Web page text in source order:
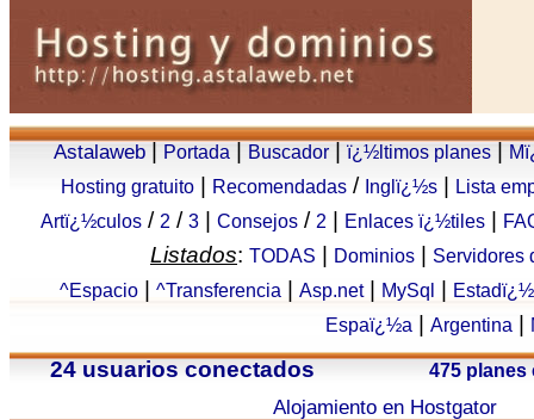
Astalaweb| Portada Buscador| ï¿½ltimos planes|
Hosting gratuito
Recomendadas / Inglï¿½s
Lista
Artï¿½culos/ 2 / 3| Consejos/ 2 Enlaces ï¿½tiles|
Listados: TODAS Dominios
Servidores
^Espacio| ^Transferencia Asp.net| MySql
Espaï¿½a
Argentina
24 usuarios conectados 475
Alojamiento en Hostgator